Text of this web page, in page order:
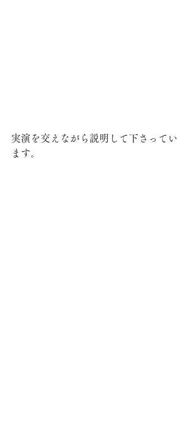
実演を交えながら説明して下さってい
ます。